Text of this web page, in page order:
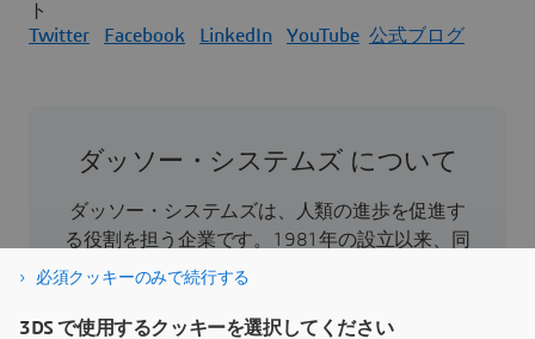
ト
Twitter
Facebook LinkedIn YouTube 公式ブログ
ダッソー・システムズ について
ダッソー・システムズは、人類の進歩を促進す
る役割を担う企業です。1981年の設立以来、同
社はバーチャル世界を開拓し、消費者、患者、
向へと導いてきました。ダッソー・システムズ
必須クッキーのみで続行する
3DS で使用するクッキーを選択してください